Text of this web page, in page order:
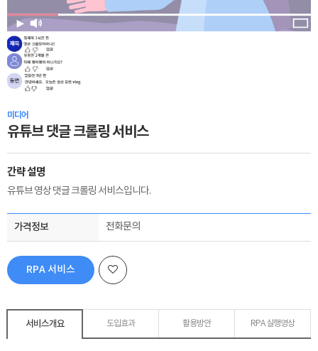
미디어
유튜브 댓글 크롤링 서비스
간략 설명
유튜브 영상 댓글 크롤링 서비스입니다.
가격정보 전화문의
RPA 서비스
서비스개요 도입효과 활용방안 RPA 실행영상